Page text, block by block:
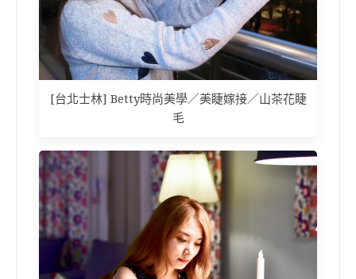
[台北士林] Betty時尚美學／美睫嫁接／山茶花睫
毛